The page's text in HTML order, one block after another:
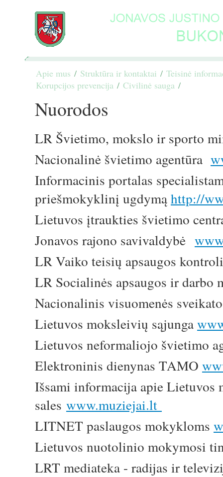
Apie mus / Struktūra ir kontaktai / Teisinė
Korupcijos prevencija / Civilinė sauga /
Nuorodos
LR Švietimo, mokslo ir sporto
Nacionalinė švietimo agentūra
Informacinis portalas
priešmokyklinį ugdymąhttp://
Lietuvos įtraukties švietimo
Jonavos rajono savivaldybė
LR Vaiko teisių apsaugos
LR Socialinės apsaugos ir
Nacionalinis visuomenės
Lietuvos moksleivių sąjunga
Lietuvos neformaliojo švietimo
Elektroninis dienynas TAMO
Išsami informacija apie Lietuvos
sales www.muziejai.lt
LITNET paslaugos mokykloms
Lietuvos nuotolinio mokymosi
LRT mediateka - radijas ir